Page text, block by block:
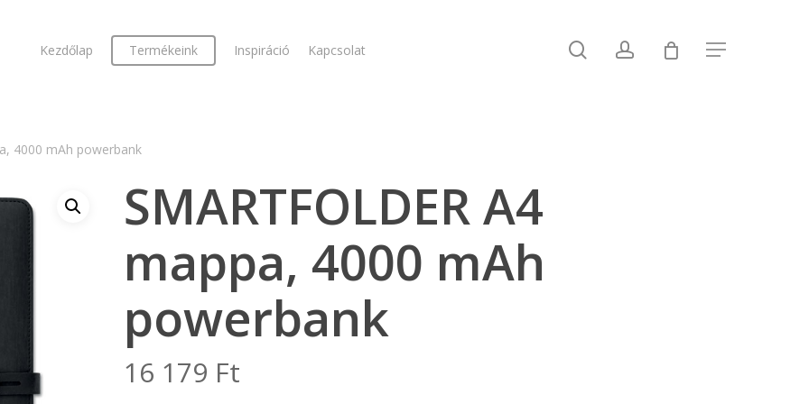
Kezdőlap Termékeink Inspiráció Kapcsolat searchaccount Menu
4000 mAh powerbank
SMARTFOLDER A4
mappa, 4000 mAh
powerbank
16 179 Ft